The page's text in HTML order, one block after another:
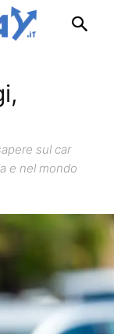
sul car
e nel mondo